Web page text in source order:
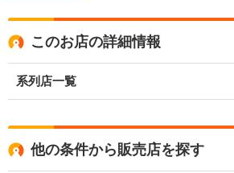
このお店の詳細情報
系列店一覧
他の条件から販売店を探す